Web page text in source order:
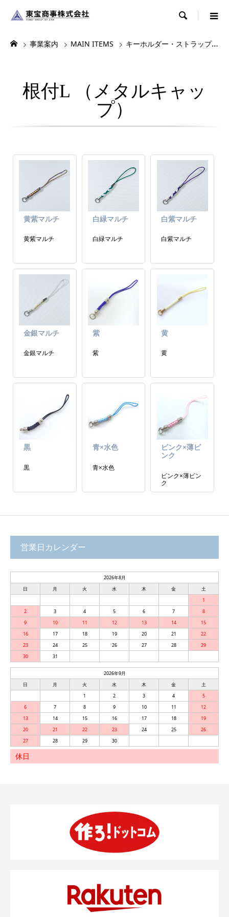

事業案内 MAIN ITEMS キーホルダー・ストラップ・根付
根付L （メタルキャッ
プ）
黄紫マルチ
黄紫マルチ
白緑マルチ
白緑マルチ
白紫マルチ
白紫マルチ
金銀マルチ
金銀マルチ
紫
紫
黄
黄
黒
黒
青×水色
青×水色
ピンク×薄ピ
ンク
ピンク×薄ピン
ク
営業日カレンダー
2026年8月
日
月 火 水 木 金
土
1
2
3 4 5 6 7
8
9
10 11 12 13 14
15
16
17 18 19 20 21
22
23
24 25 26 27 28
29
30
31
2026年9月
日
月 火 水 木 金
土
1
2 3 4
5
6
7 8 9 10 11
12
13
14 15 16 17 18
19
20
21 22 23 24 25
26
27
28 29 30
休日